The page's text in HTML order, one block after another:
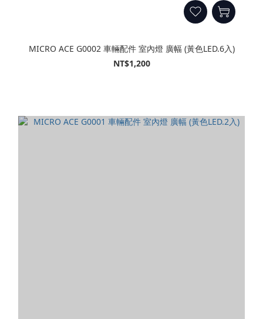
MICRO ACE G0002 車輛配件 室內燈 廣幅 (黃色LED.6入)
NT$1,200